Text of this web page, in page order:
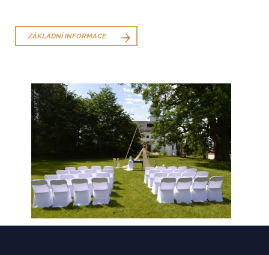
ZÁKLADNÍ INFORMACE